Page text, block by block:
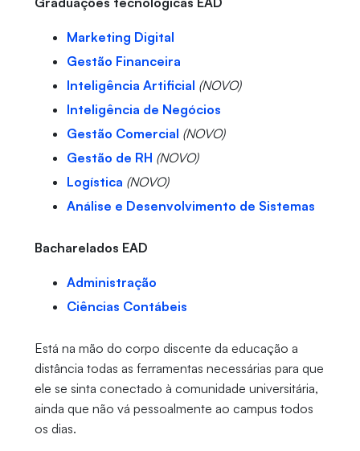
Marketing Digital
Gestão Financeira
Inteligência Artificial (NOVO)
Inteligência de Negócios
Gestão Comercial (NOVO)
Gestão de RH (NOVO)
Logística (NOVO)
Análise e Desenvolvimento de Sistemas
Bacharelados EAD
Administração
Ciências Contábeis
Está na mão do corpo discente da educação a
distância todas as ferramentas necessárias para que
ele se sinta conectado à comunidade universitária,
ainda que não vá pessoalmente ao campus todos
os dias.